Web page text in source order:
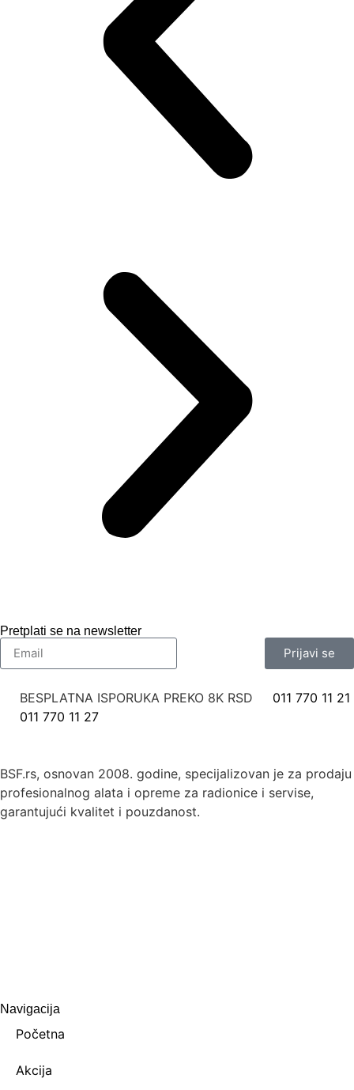
Pretplati se na newsletter
Prijavi se
BESPLATNA ISPORUKA PREKO 8K RSD
011 770 11 21
011 770 11 27
BSF.rs, osnovan 2008. godine, specijalizovan je za prodaju
profesionalnog alata i opreme za radionice i servise,
garantujući kvalitet i pouzdanost.
Navigacija
Početna
Akcija